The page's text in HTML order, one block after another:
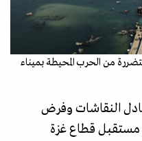
من الحرب المحيطة بميناء
النقاشات وفرض
مستقبل قطاع غزة